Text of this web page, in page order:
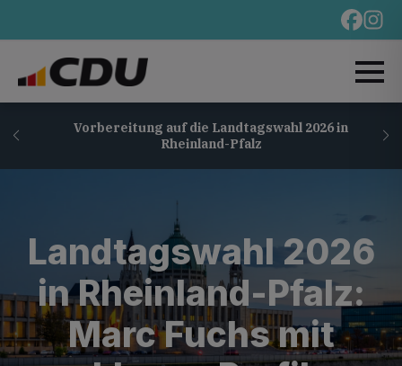
Vorbereitung auf die Landtagswahl 2026 in
Rheinland-Pfalz
Landtagswahl 2026
in Rheinland-Pfalz:
Marc Fuchs mit